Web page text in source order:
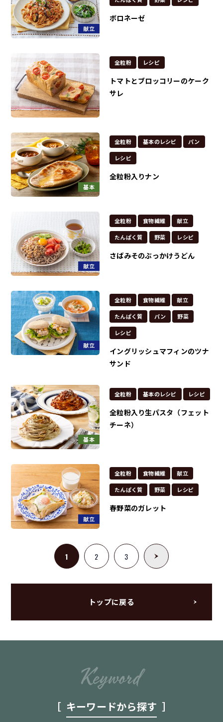
献立
ボロネーゼ
全粒粉 レシピ
トマトとブロッコリーのケーク
サレ
基本
全粒粉 基本のレシピ パン
レシピ
全粒粉入りナン
献立
全粒粉 食物繊維 献立
たんぱく質 野菜 レシピ
さばみそのぶっかけうどん
献立
全粒粉 食物繊維 献立
たんぱく質 パン 野菜
レシピ
イングリッシュマフィンのツナ
サンド
基本
全粒粉 基本のレシピ レシピ
全粒粉入り生パスタ（フェット
チーネ）
献立
全粒粉 食物繊維 献立
たんぱく質 野菜 レシピ
春野菜のガレット
1 2 3
トップに戻る
キーワードから探す